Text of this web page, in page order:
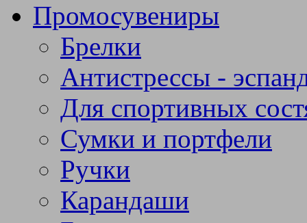
Промосувениры
Брелки
Антистрессы -
Для спортивных
Сумки и портфели
Ручки
Карандаши